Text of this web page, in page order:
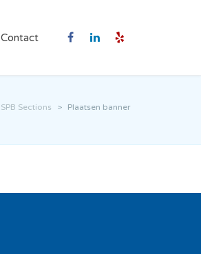
Contact
SPB Sections > Plaatsen banner